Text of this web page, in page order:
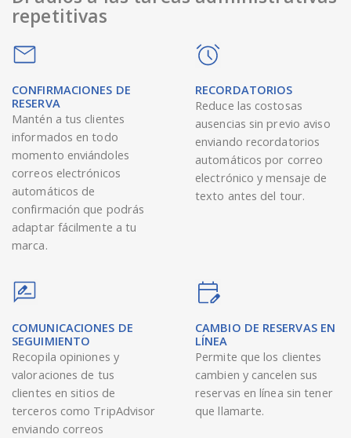
repetitivas
CONFIRMACIONES DE
RESERVA
Mantén a tus clientes
informados en todo
momento enviándoles
correos electrónicos
automáticos de
confirmación que podrás
adaptar fácilmente a tu
marca.
RECORDATORIOS
Reduce las costosas
ausencias sin previo aviso
enviando recordatorios
automáticos por correo
electrónico y mensaje de
texto antes del tour.
COMUNICACIONES DE
SEGUIMIENTO
Recopila opiniones y
valoraciones de tus
clientes en sitios de
terceros como TripAdvisor
enviando correos
CAMBIO DE RESERVAS EN
LÍNEA
Permite que los clientes
cambien y cancelen sus
reservas en línea sin tener
que llamarte.